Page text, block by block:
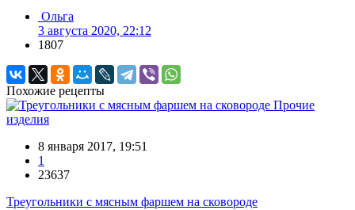
Ольга
3 августа 2020, 22:12
1807
Похожие рецепты
Прочие
изделия
8 января 2017, 19:51
1
23637
Треугольники с мясным фаршем на сковороде